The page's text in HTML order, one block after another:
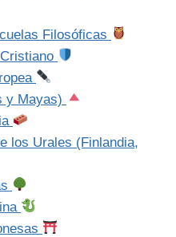
Filosóficas
y Mayas)
los Urales (Finlandia,